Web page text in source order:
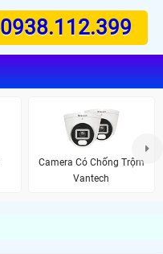
0938.112.399
Camera Có Chống Trộm
Vantech